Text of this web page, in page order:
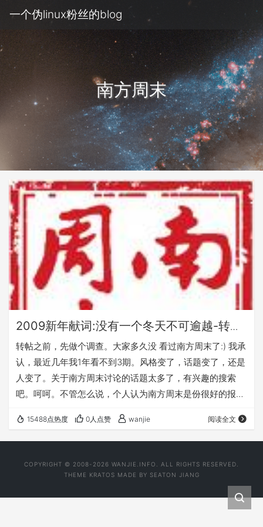
一个伪linux粉丝的blog
南方周末
2009新年献词:没有一个冬天不可逾越-转自
南方周末
转帖之前，先做个调查。大家多久没 看过南方周末了:) 我承
认，最近几年我1年看不到3期。风格变了，话题变了，还是
人变了。关于南方周末讨论的话题太多了，有兴趣的搜索
吧。呵呵。不管怎么说，个人认为南方周末是份很好的报纸,
最后一期及新年第一期肯定是要买的。无聊，怀旧。搞不清
楚。打高中开始看它起这个习惯就没变，印象中高中时生活
报。呵呵。关于这份报纸的记忆还挺好玩的。 转这期 南方
15488点热度 0人点赞 wanjie 阅读全文
COPYRIGHT © 2008-2026 WANJIE.INFO. ALL RIGHTS RESERVED.
THEME KRATOS MADE BY SEATON JIANG